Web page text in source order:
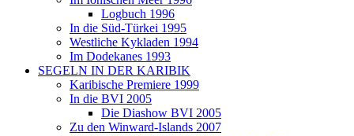
Logbuch 1996
In die Süd-Türkei 1995
Westliche Kykladen 1994
Im Dodekanes 1993
SEGELN IN DER KARIBIK
Karibische Premiere 1999
In die BVI 2005
Die Diashow BVI 2005
Zu den Winward-Islands 2007